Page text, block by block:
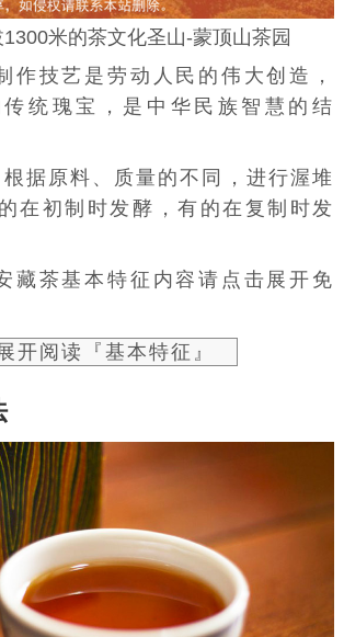
米的茶文化圣山-蒙顶山茶园
作技艺是劳动人民的伟大创造，
统瑰宝，是中华民族智慧的结
据原料、质量的不同，进行渥堆
在初制时发酵，有的在复制时发
藏茶基本特征内容请点击展开免
开阅读『基本特征』